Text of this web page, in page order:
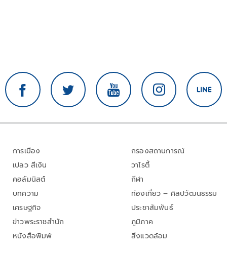
การเมือง
เปลว สีเงิน
คอลัมนิสต์
บทความ
เศรษฐกิจ
ข่าวพระราชสำนัก
หนังสือพิมพ์
กรองสถานการณ์
วาไรตี้
กีฬา
ท่องเที่ยว – ศิลปวัฒนธรรม
ประชาสัมพันธ์
ภูมิภาค
สิ่งแวดล้อม